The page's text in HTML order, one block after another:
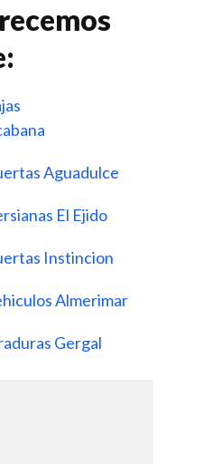
Aguadulce
El Ejido
Instincion
Almerimar
Gergal